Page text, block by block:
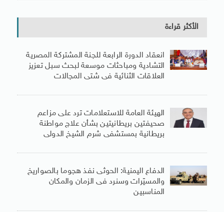
الأكثر قراءة
انعقاد الدورة الرابعة للجنة المشتركة المصرية
التشادية ومباحثات موسعة لبحث سبل تعزيز
العلاقات الثنائية فى شتى المجالات
الهيئة العامة للاستعلامات ترد على مزاعم
صحيفتين بريطانيتين بشأن علاج مواطنة
بريطانية بمستشفى شرم الشيخ الدولى
الدفاع اليمنية: الحوثى نفذ هجوما بالصواريخ
والمسيّرات وسنرد فى الزمان والمكان
المناسبين